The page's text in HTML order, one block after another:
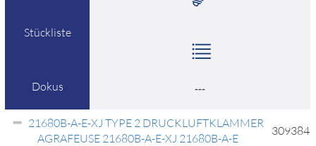
Stückliste
Dokus ---
21680B-A-E-XJ TYPE 2 DRUCKLUFTKLAMMER
AGRAFEUSE 21680B-A-E-XJ 21680B-A-E
309384